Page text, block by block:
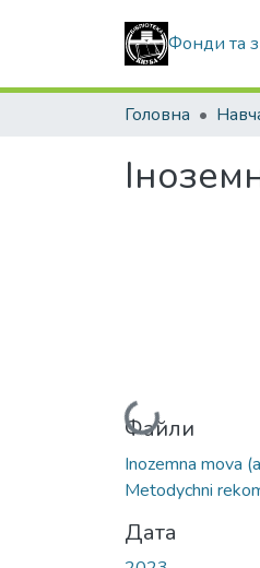
Фонди та
Головна
Вантажиться...
Файли
Inozemna mova
Metodychni
Дата